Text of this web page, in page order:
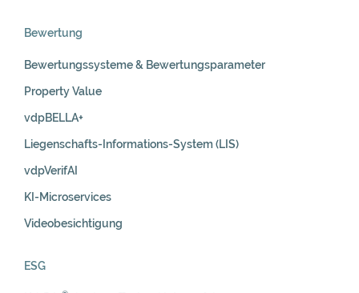
Bewertung
Bewertungssysteme & Bewertungsparameter
Property Value
vdpBELLA+
Liegenschafts-Informations-System (LIS)
vdpVerifAI
KI-Microservices
Videobesichtigung
ESG